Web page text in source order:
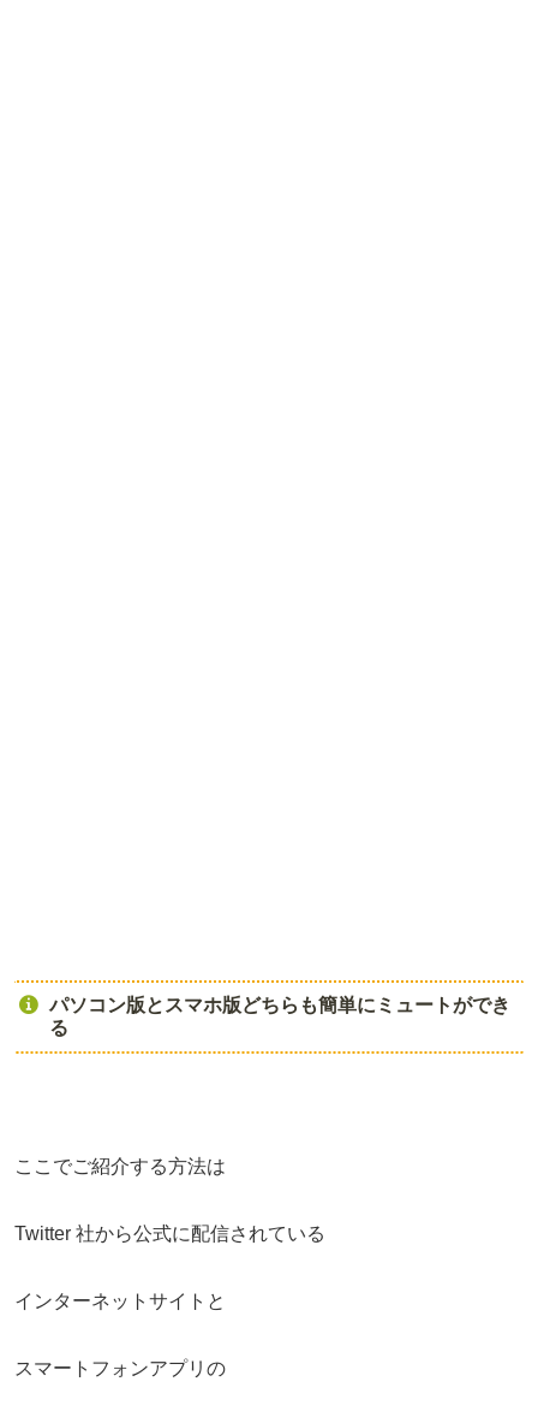
パソコン版とスマホ版どちらも簡単にミュートができ
る
ここでご紹介する方法は
Twitter 社から公式に配信されている
インターネットサイトと
スマートフォンアプリの